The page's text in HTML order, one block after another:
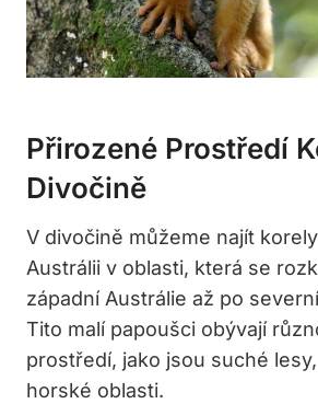
Přirozené Prostředí
Divočině
V divočině můžeme najít
Austrálii v oblasti, která se
západní Austrálie až po
Tito malí papoušci obývají
prostředí, jako jsou suché
horské oblasti.